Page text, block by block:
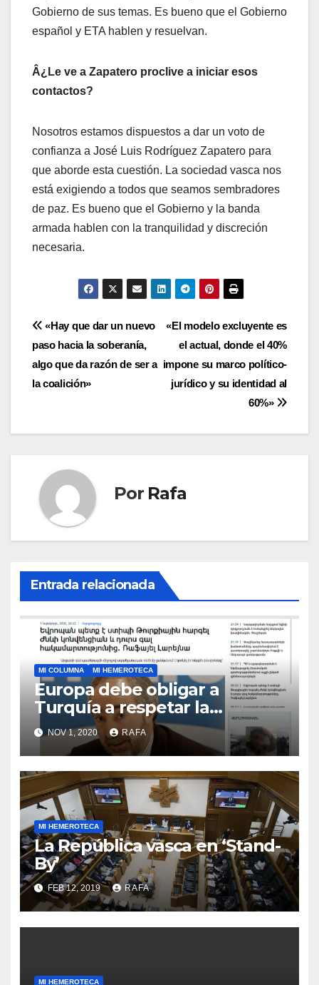
Gobierno de sus temas. Es bueno que el Gobierno
español y ETA hablen y resuelvan.
Â¿Le ve a Zapatero proclive a iniciar esos
contactos?
Nosotros estamos dispuestos a dar un voto de
confianza a José Luis Rodrí­guez Zapatero para
que aborde esta cuestión. La sociedad vasca nos
está exigiendo a todos que seamos sembradores
de paz. Es bueno que el Gobierno y la banda
armada hablen con la tranquilidad y discreción
necesaria.
Navegación
de
entradas
«El modelo excluyente es
el actual, donde el 40%
impone su marco polí­tico-
jurí­dico y su identidad al
60%»
«Hay que dar un nuevo
paso hacia la soberaní­a,
algo que da razón de ser a
la coalición»
Por Rafa
Entrada relacionada
MI COLUMNA MI HEMEROTECA
Europa debe obligar a
Turquí­a a respetar la
Convención de la ONU y
retirarse del conflicto.
NOV 1, 2020 RAFA
MI HEMEROTECA
La República vasca en ‘Stand-
By’
FEB 12, 2019 RAFA
MI HEMEROTECA